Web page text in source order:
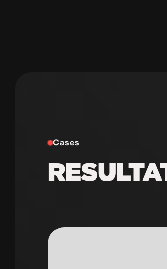
Cases